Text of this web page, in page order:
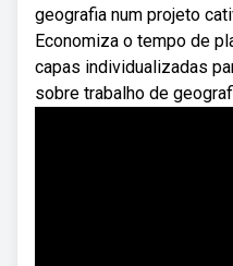
geografia num projeto
Economiza o tempo de
capas individualizadas
sobre trabalho de